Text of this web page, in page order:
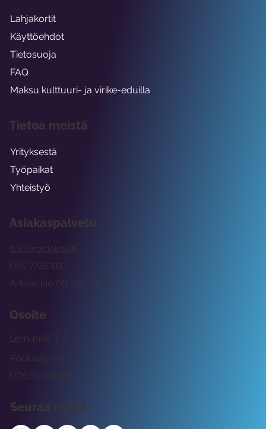
Asiakaspalvelu
tuki@rockway.fi
Arkisin klo 09:00 -15:00
045 7731 1111
Osoite
Rockway Oy
Lemuntie 3-5
00510 Helsinki
Seuraa meitä
Lahjakortit
Käyttöehdot
Tietosuoja
FAQ
Maksu kulttuuri- ja virike-eduilla
Tietoa meistä
Yrityksestä
Työpaikat
Yhteistyö